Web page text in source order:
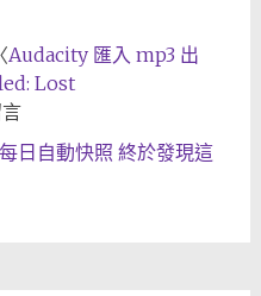
Audacity 匯入 mp3 出
Lost
日自動快照 終於發現這